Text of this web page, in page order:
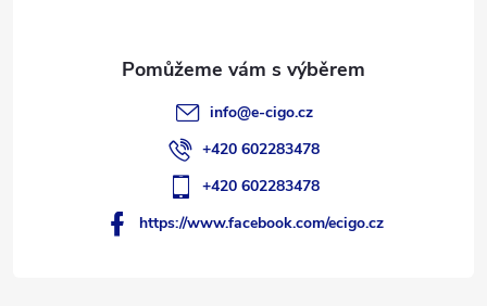
info@e-cigo.cz
+420 602283478
+420 602283478
https://www.facebook.com/ecigo.cz